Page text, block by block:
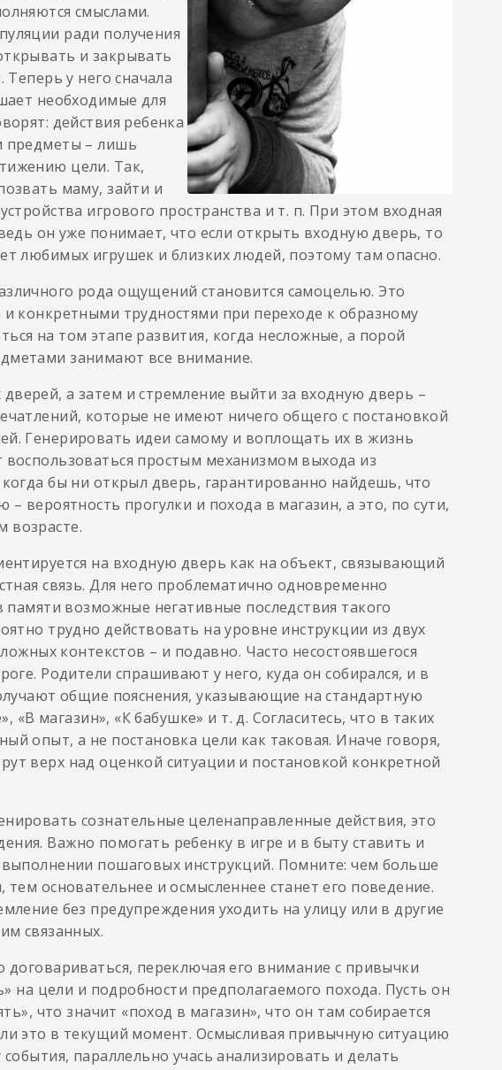
смыслами.
ради получения
и закрывать
у него сначала
необходимые для
действия ребенка
предметы – лишь
цели. Так,
маму, зайти и
игрового пространства и т. п. При этом входная
он уже понимает, что если открыть входную дверь, то
любимых игрушек и близких людей, поэтому там опасно.
рода ощущений становится самоцелью. Это
и конкретными трудностями при переходе к образному
на том этапе развития, когда несложные, а порой
занимают все внимание.
а затем и стремление выйти за входную дверь –
которые не имеют ничего общего с постановкой
Генерировать идеи самому и воплощать их в жизнь
простым механизмом выхода из
бы ни открыл дверь, гарантированно найдешь, что
вероятность прогулки и похода в магазин, а это, по сути,
возрасте.
на входную дверь как на объект, связывающий
связь. Для него проблематично одновременно
возможные негативные последствия такого
трудно действовать на уровне инструкции из двух
контекстов – и подавно. Часто несостоявшегося
Родители спрашивают у него, куда он собирался, и в
общие пояснения, указывающие на стандартную
«В магазин», «К бабушке» и т. д. Согласитесь, что в таких
опыт, а не постановка цели как таковая. Иначе говоря,
верх над оценкой ситуации и постановкой конкретной
сознательные целенаправленные действия, это
Важно помогать ребенку в игре и в быту ставить и
пошаговых инструкций. Помните: чем больше
основательнее и осмысленнее станет его поведение.
без предупреждения уходить на улицу или в другие
связанных.
переключая его внимание с привычки
на цели и подробности предполагаемого похода. Пусть он
что значит «поход в магазин», что он там собирается
это в текущий момент. Осмысливая привычную ситуацию
параллельно учась анализировать и делать